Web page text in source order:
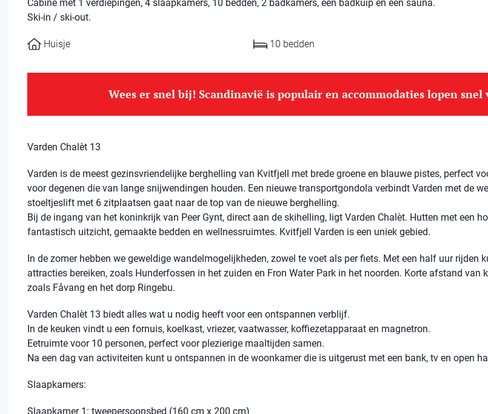
Cabine met 1 verdiepingen, 4 slaapkamers, 10 bedden, 2 badkamers, een badkuip en een sauna.
Ski-in / ski-out.
Huisje 10 bedden
Wees er snel bij! Scandinavië is populair en accommodaties lopen snel
Varden Chalèt 13
Varden is de meest gezinsvriendelijke berghelling van Kvitfjell met brede groene en blauwe pistes, perfect
voor degenen die van lange snijwendingen houden. Een nieuwe transportgondola verbindt Varden met de
stoeltjeslift met 6 zitplaatsen gaat naar de top van de nieuwe berghelling.
Bij de ingang van het koninkrijk van Peer Gynt, direct aan de skihelling, ligt Varden Chalèt. Hutten met een
fantastisch uitzicht, gemaakte bedden en wellnessruimtes. Kvitfjell Varden is een uniek gebied.
In de zomer hebben we geweldige wandelmogelijkheden, zowel te voet als per fiets. Met een half uur rijden
attracties bereiken, zoals Hunderfossen in het zuiden en Fron Water Park in het noorden. Korte afstand van
zoals Fåvang en het dorp Ringebu.
Varden Chalèt 13 biedt alles wat u nodig heeft voor een ontspannen verblijf.
In de keuken vindt u een fornuis, koelkast, vriezer, vaatwasser, koffiezetapparaat en magnetron.
Eetruimte voor 10 personen, perfect voor plezierige maaltijden samen.
Na een dag van activiteiten kunt u ontspannen in de woonkamer die is uitgerust met een bank, tv en open
Slaapkamers:
Slaapkamer 1: tweepersoonsbed (160 cm x 200 cm)